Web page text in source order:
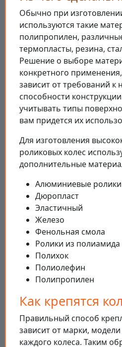
Обычно при
используются такие
полипропилен,
термопласты, резина,
Решение о выборе
конкретного
зависит от требований к
способности
учитывать типы
вам придется их
Для изготовления
роликовых колес
дополнительные
Алюминиевые ролики
Дюропласт
Эластичный
Железо
Фенольная смола
Ролики из полиамида
Полихок
Полиолефин
Полипропилен
Как крепятся
Правильный способ
зависит от марки,
каждого колеса. Таким